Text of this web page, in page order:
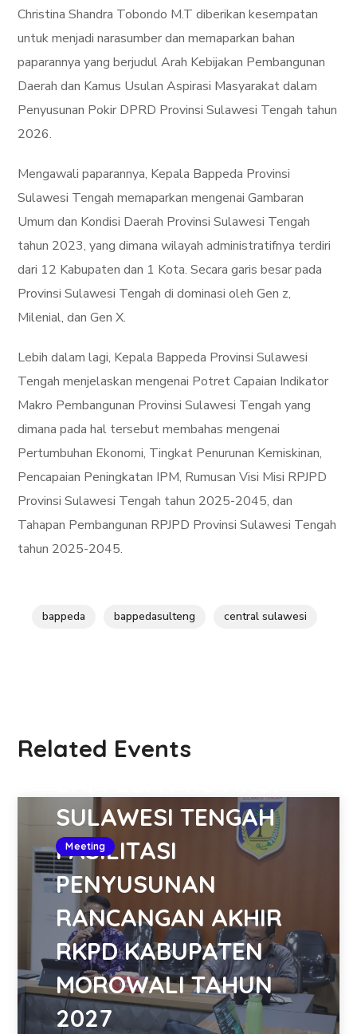
Christina Shandra Tobondo M.T diberikan kesempatan
untuk menjadi narasumber dan memaparkan bahan
paparannya yang berjudul Arah Kebijakan Pembangunan
Daerah dan Kamus Usulan Aspirasi Masyarakat dalam
Penyusunan Pokir DPRD Provinsi Sulawesi Tengah tahun
2026.
Mengawali paparannya, Kepala Bappeda Provinsi
Sulawesi Tengah memaparkan mengenai Gambaran
Umum dan Kondisi Daerah Provinsi Sulawesi Tengah
tahun 2023, yang dimana wilayah administratifnya terdiri
dari 12 Kabupaten dan 1 Kota. Secara garis besar pada
Provinsi Sulawesi Tengah di dominasi oleh Gen z,
Milenial, dan Gen X.
Lebih dalam lagi, Kepala Bappeda Provinsi Sulawesi
Tengah menjelaskan mengenai Potret Capaian Indikator
Makro Pembangunan Provinsi Sulawesi Tengah yang
dimana pada hal tersebut membahas mengenai
Pertumbuhan Ekonomi, Tingkat Penurunan Kemiskinan,
Pencapaian Peningkatan IPM, Rumusan Visi Misi RPJPD
Provinsi Sulawesi Tengah tahun 2025-2045, dan
Tahapan Pembangunan RPJPD Provinsi Sulawesi Tengah
tahun 2025-2045.
bappeda bappedasulteng central sulawesi
Related Events
Meeting
JUNE 25, 2026
SULAWESI TENGAH
FASILITASI
PENYUSUNAN
RANCANGAN AKHIR
RKPD KABUPATEN
MOROWALI TAHUN
2027